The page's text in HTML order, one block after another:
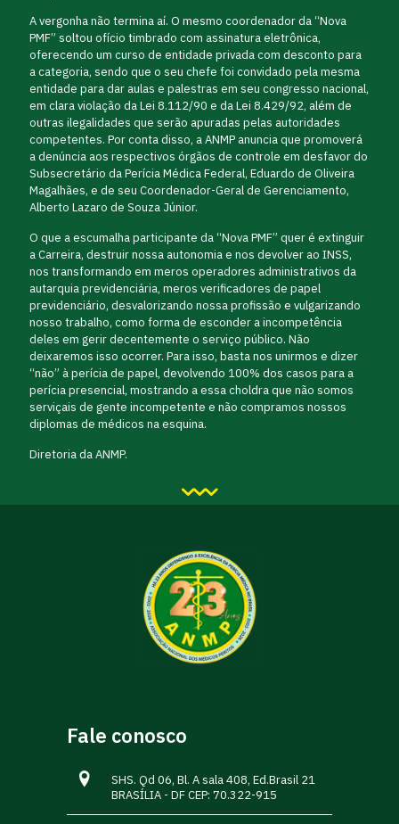
A vergonha não termina aí. O mesmo coordenador da “Nova
PMF” soltou ofício timbrado com assinatura eletrônica,
oferecendo um curso de entidade privada com desconto para
a categoria, sendo que o seu chefe foi convidado pela mesma
entidade para dar aulas e palestras em seu congresso nacional,
em clara violação da Lei 8.112/90 e da Lei 8.429/92, além de
outras ilegalidades que serão apuradas pelas autoridades
competentes. Por conta disso, a ANMP anuncia que promoverá
a denúncia aos respectivos órgãos de controle em desfavor do
Subsecretário da Perícia Médica Federal, Eduardo de Oliveira
Magalhães, e de seu Coordenador-Geral de Gerenciamento,
Alberto Lazaro de Souza Júnior.
O que a escumalha participante da “Nova PMF” quer é extinguir
a Carreira, destruir nossa autonomia e nos devolver ao INSS,
nos transformando em meros operadores administrativos da
autarquia previdenciária, meros verificadores de papel
previdenciário, desvalorizando nossa profissão e vulgarizando
nosso trabalho, como forma de esconder a incompetência
deles em gerir decentemente o serviço público. Não
deixaremos isso ocorrer. Para isso, basta nos unirmos e dizer
“não” à perícia de papel, devolvendo 100% dos casos para a
perícia presencial, mostrando a essa choldra que não somos
serviçais de gente incompetente e não compramos nossos
diplomas de médicos na esquina.
Diretoria da ANMP.
Fale conosco
SHS. Qd 06, Bl. A sala 408, Ed.Brasil 21
BRASÍLIA - DF CEP: 70.322-915